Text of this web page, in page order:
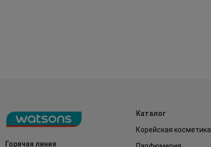
Горячая линия
Каталог
Корейская косметика